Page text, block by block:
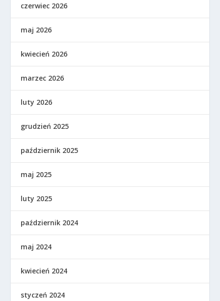
czerwiec 2026
maj 2026
kwiecień 2026
marzec 2026
luty 2026
grudzień 2025
październik 2025
maj 2025
luty 2025
październik 2024
maj 2024
kwiecień 2024
styczeń 2024